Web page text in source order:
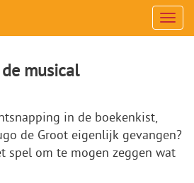
Menu
musical
in de boekenkist,
de Groot eigenlijk gevangen?
spel om te mogen zeggen wat